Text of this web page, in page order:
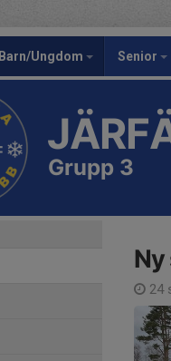
Barn/Ungdom Senior
Grupp 3
Ny
24